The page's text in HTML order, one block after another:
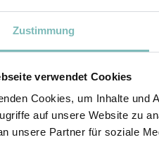
Zustimmung
verwendet Cookies
Cookies, um Inhalte und
auf unsere Website zu
unsere Partner für soziale
Anschließend
Blättern die
gewünschte